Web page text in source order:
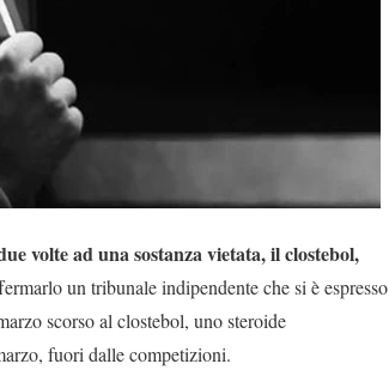
volte ad una sostanza vietata, il clostebol,
un tribunale indipendente che si è espresso
scorso al clostebol, uno steroide
fuori dalle competizioni.